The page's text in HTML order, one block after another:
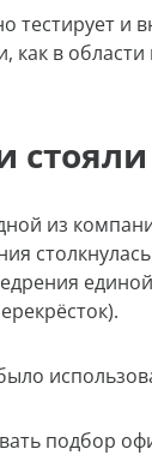
тестирует и
как в
из
подбор